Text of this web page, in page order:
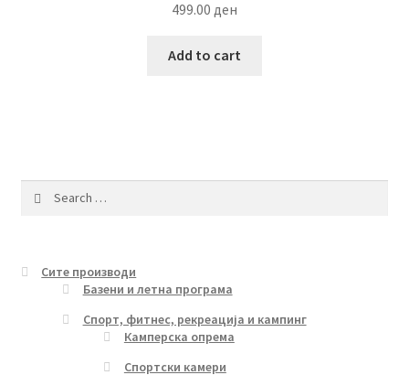
499.00 ден
Add to cart
Сите производи
Базени и летна програма
Спорт, фитнес, рекреација и кампинг
Камперска опрема
Спортски камери